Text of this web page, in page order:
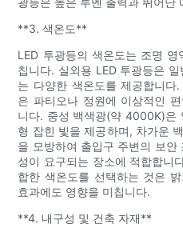
**3. 색온도**
LED 투광등의 색온도는 조명
칩니다. 실외용 LED 투광등은
는 다양한 색온도를 제공합니
은 파티오나 정원에 이상적인
니다. 중성 백색광(약 4000K)은
형 잡힌 빛을 제공하며, 차가운
을 모방하여 출입구 주변의 보안
성이 요구되는 장소에 적합합니
합한 색온도를 선택하는 것은
효과에도 영향을 미칩니다.
**4. 내구성 및 건축 자재**